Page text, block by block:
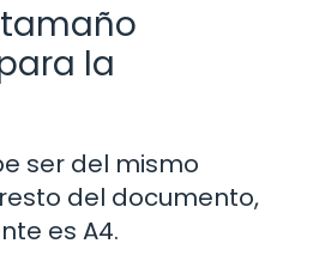
la
ser del mismo
del documento,
es A4.